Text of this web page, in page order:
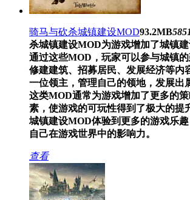
骑马与砍杀城镇建设MOD93.2MB
杀城镇建设MOD为游戏增加了城镇建
通过这些MOD，玩家可以参与城镇
修建建筑、招募居民、发展经济等内
一位领主，管理自己的领地，发展出
这类MOD通常为游戏增加了更多的
素，使游戏的可玩性得到了极大的提
城镇建设MOD体验到更多的游戏乐
自己在游戏世界中的影响力。
查看